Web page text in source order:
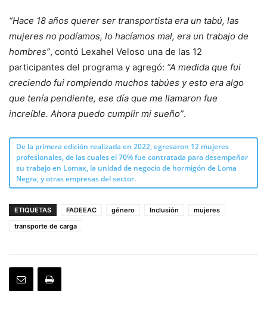
“Hace 18 años querer ser transportista era un tabú, las
mujeres no podíamos, lo hacíamos mal, era un trabajo de
hombres”, contó Lexahel Veloso una de las 12
participantes del programa y agregó: “A medida que fui
creciendo fui rompiendo muchos tabúes y esto era algo
que tenía pendiente, ese día que me llamaron fue
increíble. Ahora puedo cumplir mi sueño”.
De la primera edición realizada en 2022, egresaron 12 mujeres
profesionales, de las cuales el 70% fue contratada para desempeñar
su trabajo en Lomax, la unidad de negocio de hormigón de Loma
Negra, y otras empresas del sector.
ETIQUETAS FADEEAC género Inclusión
mujeres
transporte de carga